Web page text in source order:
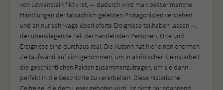
von Löwenstein fiktiv ist, — dadurch wird man besser manche
Handlungen der tatsächlich gelebten Protagonisten verstehen
und an nur sehr vage überlieferte Ereignisse teilhaben lassen —,
der überwiegende Teil der handelnden Personen, Orte und
Ereignisse sind durchaus real. Die Autorin hat hier einen enormen
Zeitaufwand auf sich genommen, um in akribischer Kleinstarbeit
die geschichtlichen Fakten zusammenzutragen, um sie dann
perfekt in die Geschichte zu verarbeiten. Diese historische
Zeitreise, die dem Leser geboten wird, ist nicht nur spannend,